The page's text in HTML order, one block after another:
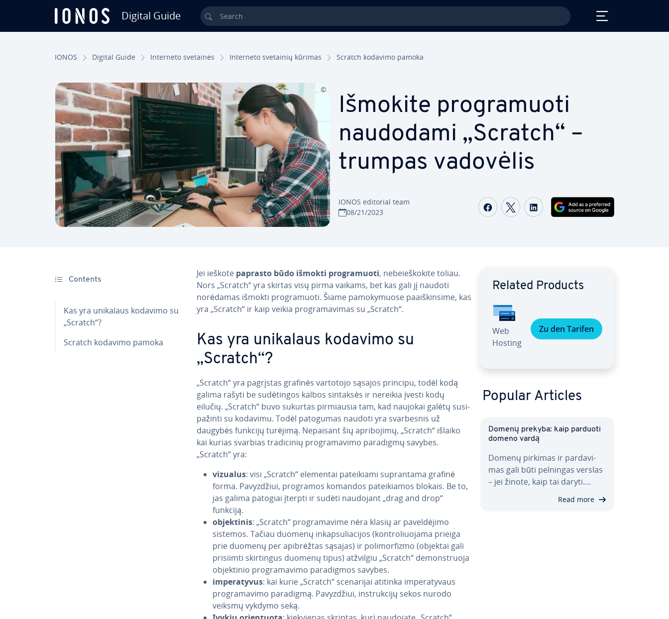
Digital Guide Search
IONOS Digital Guide Interneto svetainės Interneto svetainių kūrimas Scratch kodavimo pamoka
Išmokite prog­ra­muo­ti
naudodami „Scratch“ –
trumpas vadovėlis
IONOS editorial team
08/21/2023
Share on Facebook
Share on Twitter
Share on LinkedIn
Contents
Kas yra unikalaus kodavimo su
„Scratch“?
Scratch kodavimo pamoka
Jei ieškote paprasto būdo išmokti prog­ra­muo­ti, ne­be­ieš­ko­ki­te toliau.
Nors „Scratch“ yra skirtas visų pirma vaikams, bet kas gali jį naudoti
norėdamas išmokti prog­ra­muo­ti. Šiame pa­mo­ky­muo­se pa­aiš­kin­si­me, kas
yra „Scratch“ ir kaip veikia prog­ra­ma­vi­mas su „Scratch“.
Kas yra unikalaus kodavimo su
„Scratch“?
„Scratch“ yra pagrįstas grafinės vartotojo sąsajos principu, todėl kodą
galima rašyti be su­dė­tin­gos kalbos sintaksės ir nereikia įvesti kodų
eilučių. „Scratch“ buvo sukurtas pir­miau­sia tam, kad naujokai galėtų su­si­
pa­žin­ti su kodavimu. Todėl patogumas naudoti yra svar­bes­nis už
daugybės funkcijų turėjimą. Nepaisant šių ap­ri­bo­ji­mų, „Scratch“ išlaiko
kai kurias svarbias tra­di­ci­nių prog­ra­ma­vi­mo paradigmų savybes.
„Scratch“ yra:
vizualus: visi „Scratch“ elementai pa­tei­kia­mi su­pran­ta­ma grafinė
forma. Pa­vyz­džiui, programos komandos pa­tei­kia­mos blokais. Be to,
jas galima patogiai įterpti ir sudėti naudojant „drag and drop“
funkciją.
ob­jek­ti­nis: „Scratch“ prog­ra­ma­vi­me nėra klasių ar pa­vel­dė­ji­mo
sistemos. Tačiau duomenų in­kap­su­lia­ci­jos (kont­ro­liuo­ja­ma prieiga
prie duomenų per api­brėž­tas sąsajas) ir po­li­mor­fiz­mo (objektai gali
prisiimti skir­tin­gus duomenų tipus) atžvilgiu „Scratch“ de­monst­ruo­ja
ob­jek­ti­nio prog­ra­ma­vi­mo pa­ra­dig­mos savybes.
im­pe­ra­ty­vus: kai kurie „Scratch“ sce­na­ri­jai atitinka im­pe­ra­ty­vaus
prog­ra­ma­vi­mo paradigmą. Pa­vyz­džiui, inst­ruk­ci­jų sekos nurodo
veiksmų vykdymo seką.
Related Products
Web
Hosting
Zu den Tarifen
Popular Articles
Domenų prekyba: kaip parduoti
domeno vardą
Domenų pirkimas ir par­da­vi­
mas gali būti pelningas verslas
– jei žinote, kaip tai daryti.…
Read more